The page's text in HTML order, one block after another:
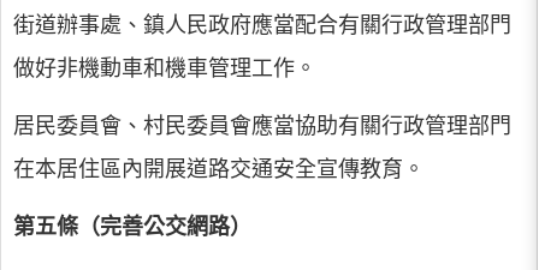
街道辦事處、鎮人民政府應當配合有關行政管理部門
做好非機動車和機車管理工作。
居民委員會、村民委員會應當協助有關行政管理部門
在本居住區內開展道路交通安全宣傳教育。
第五條（完善公交網路）